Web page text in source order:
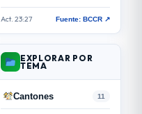
Act. 23:27 Fuente: BCCR ↗
EXPLORAR POR
TEMA
Cantones 11